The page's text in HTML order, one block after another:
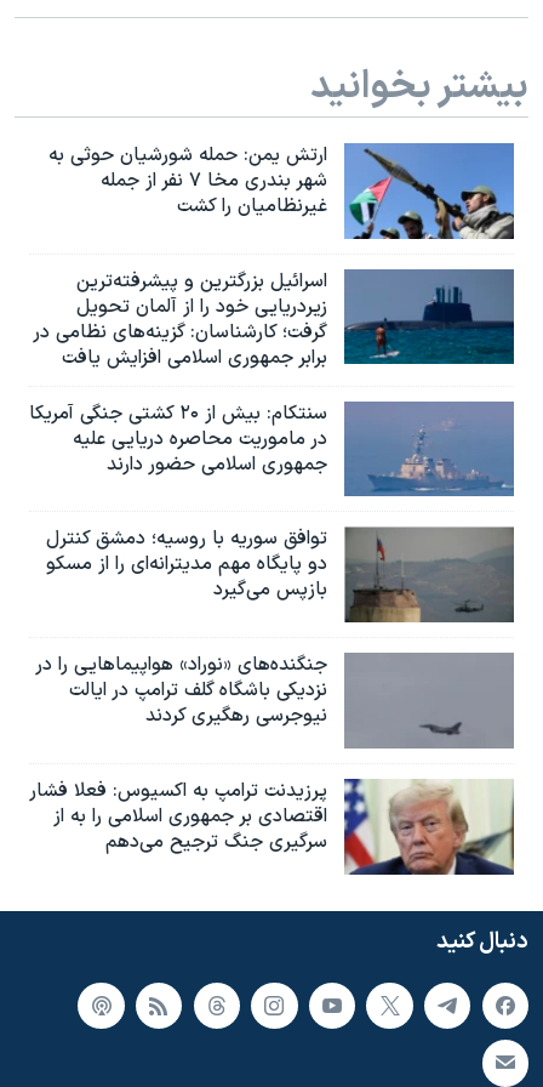
همایش محافظه‌کاران آمریکا «سی‌پک»
سفر پرزیدنت ترامپ به چین
بیشتر بخوانید
ارتش یمن: حمله شورشیان حوثی به
شهر بندری مخا ۷ نفر از جمله
غیرنظامیان را کشت
اسرائيل بزرگترین و پیشرفته‌ترین
زیردریایی خود را از آلمان تحویل
گرفت؛ کارشناسان: گزینه‌های نظامی در
برابر جمهوری اسلامی افزایش یافت
سنتکام: بیش از ۲۰ کشتی جنگی آمریکا
در ماموریت محاصره دریایی علیه
جمهوری اسلامی حضور دارند
توافق سوریه با روسیه؛ دمشق کنترل
دو پایگاه مهم مدیترانه‌ای را از مسکو
بازپس می‌گیرد
جنگنده‌های «نوراد» هواپیماهایی را در
نزدیکی باشگاه گلف ترامپ در ایالت
نیوجرسی رهگیری کردند
پرزیدنت ترامپ به اکسیوس: فعلا فشار
اقتصادی بر جمهوری اسلامی را به از
سرگیری جنگ ترجیح می‌دهم
دنبال کنید